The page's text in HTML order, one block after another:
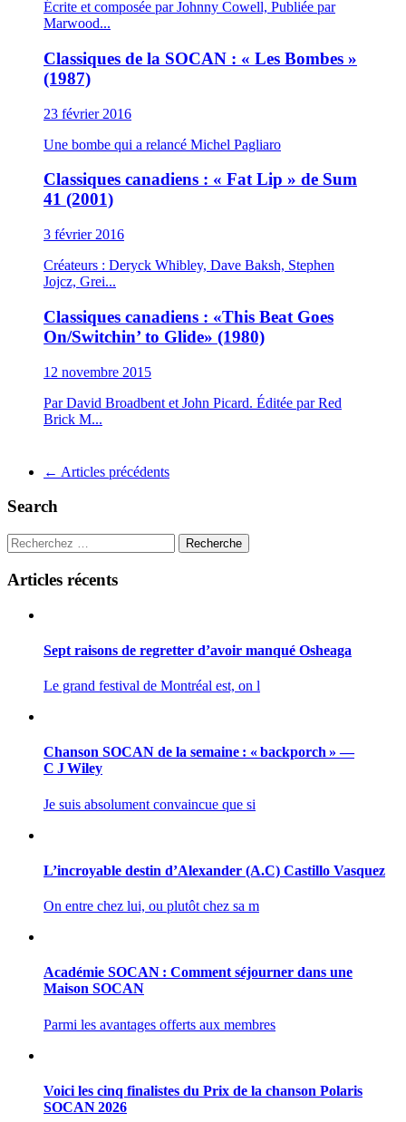
Écrite et composée par Johnny Cowell, Publiée par
Marwood...
Classiques de la SOCAN : « Les Bombes »
(1987)
23 février 2016
Une bombe qui a relancé Michel Pagliaro
Classiques canadiens : « Fat Lip » de Sum
41 (2001)
3 février 2016
Créateurs : Deryck Whibley, Dave Baksh, Stephen
Jojcz, Grei...
Classiques canadiens : «This Beat Goes
On/Switchin’ to Glide» (1980)
12 novembre 2015
Par David Broadbent et John Picard. Éditée par Red
Brick M...
Navigation
pour
articles
← Articles précédents
Search
Recherche
Articles récents
Sept raisons de regretter d’avoir manqué Osheaga
Le grand festival de Montréal est, on l
Chanson SOCAN de la semaine : « backporch » —
C J Wiley
Je suis absolument convaincue que si
L’incroyable destin d’Alexander (A.C) Castillo Vasquez
On entre chez lui, ou plutôt chez sa m
Académie SOCAN : Comment séjourner dans une
Maison SOCAN
Parmi les avantages offerts aux membres
Voici les cinq finalistes du Prix de la chanson Polaris
SOCAN 2026